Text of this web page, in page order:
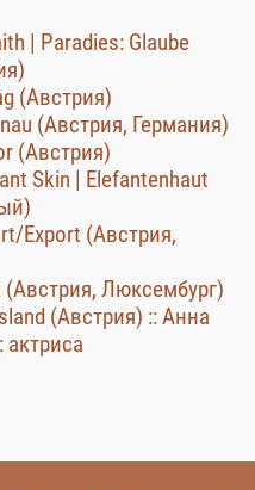
| Paradies: Glaube
(Австрия)
(Австрия, Германия)
(Австрия)
Skin | Elefantenhaut
Export (Австрия,
Люксембург)
(Австрия) :: Анна
актриса